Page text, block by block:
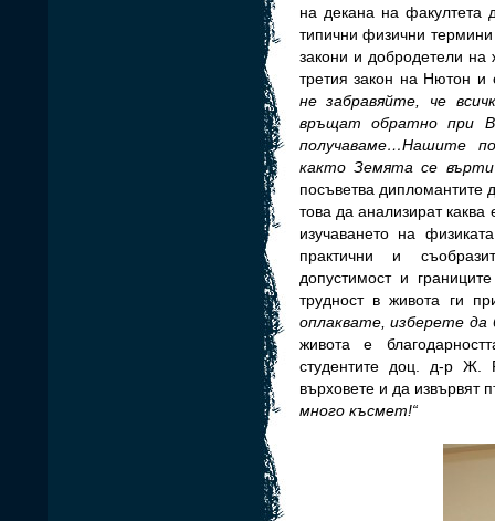
на декана на факултета
типични физични
закони и добродетели на
третия закон на Нютон
не забравяйте, че
връщат обратно при
получаваме…Нашите
както Земята се
посъветва дипломантите
това да анализират
изучаването на
практични и
допустимост и
трудност в живота ги
оплаквате, изберете да
живота е
студентите доц. д-р Ж.
върховете и да извървят
много късмет!“